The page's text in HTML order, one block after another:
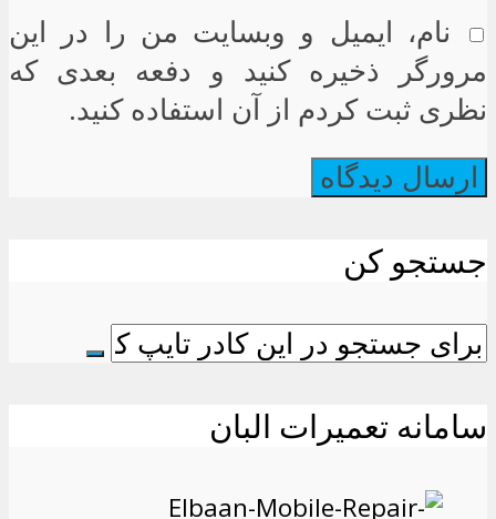
نام، ایمیل و وبسایت من را در این
مرورگر ذخیره کنید و دفعه بعدی که
نظری ثبت کردم از آن استفاده کنید.
جستجو کن
سامانه تعمیرات البان